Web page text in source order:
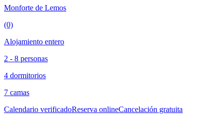
Monforte de Lemos
(0)
Alojamiento entero
2 - 8 personas
4 dormitorios
7 camas
Calendario verificadoReserva onlineCancelación gratuita